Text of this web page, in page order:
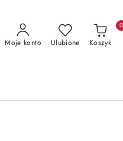
Moje konto Ulubione Koszyk
0